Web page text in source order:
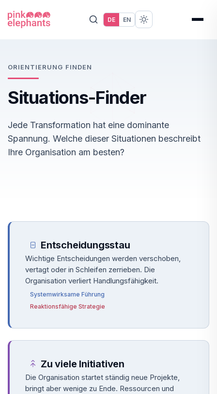
DE EN
ORIENTIERUNG FINDEN
Situations-Finder
Jede Transformation hat eine dominante
Spannung. Welche dieser Situationen beschreibt
Ihre Organisation am besten?
Entscheidungsstau
Wichtige Entscheidungen werden verschoben,
vertagt oder in Schleifen zerrieben. Die
Organisation verliert Handlungsfähigkeit.
Systemwirksame Führung
Reaktionsfähige Strategie
Zu viele Initiativen
Die Organisation startet ständig neue Projekte,
bringt aber wenige zu Ende. Ressourcen und